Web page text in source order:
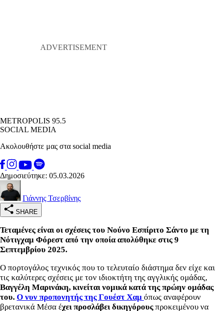
METROPOLIS 95.5
SOCIAL MEDIA
Ακολουθήστε μας στα social media
Δημοσιεύτηκε: 05.03.2026
Γιάννης Τσερβίνης
SHARE
Τεταμένες είναι οι σχέσεις του Νούνο Εσπίριτο Σάντο με τη
Νότιγχαμ Φόρεστ από την οποία απολύθηκε στις 9
Σεπτεμβρίου 2025.
Ο πορτογάλος τεχνικός που το τελευταίο διάστημα δεν είχε και
τις καλύτερες σχέσεις με τον ιδιοκτήτη της αγγλικής ομάδας,
Βαγγέλη Μαρινάκη, κινείται νομικά κατά της πρώην ομάδας
του. Ο νυν προπονητής της Γουέστ Χαμ όπως αναφέρουν
βρετανικά Μέσα έχει προσλάβει δικηγόρουςπροκειμένου να